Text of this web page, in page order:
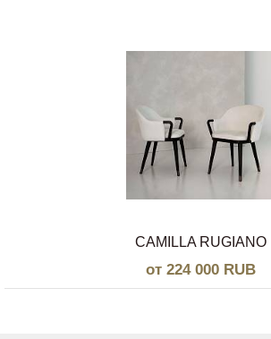
CAMILLA RUGIANO
от 224 000 RUB